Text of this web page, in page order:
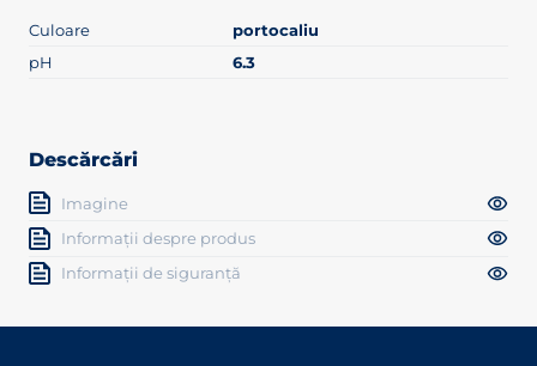
Culoare
portocaliu
pH
6.3
Descărcări
Imagine
Informații despre produs
Informații de siguranță